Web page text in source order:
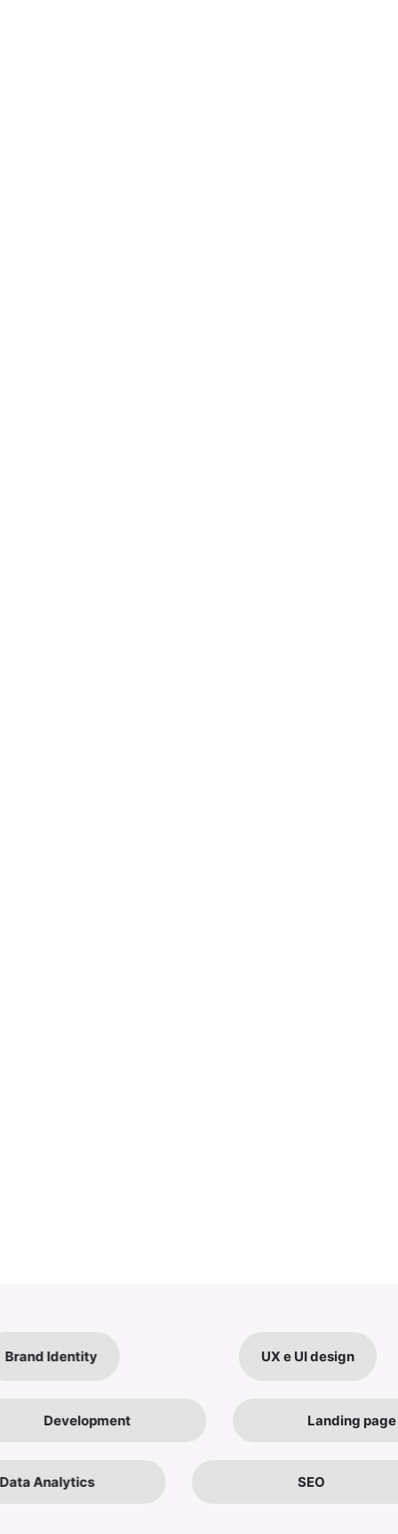
Identity UX e UI design
Landing
Development
Analytics